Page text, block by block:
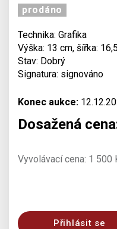
prodáno
Technika: Grafika
Výška: 13 cm, šířka:
Stav: Dobrý
Signatura: signováno
Konec aukce:
Dosažená
Vyvolávací cena: 1 500
Přihlásit se